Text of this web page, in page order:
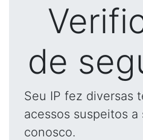
de
Seu IP fez diversas
acessos suspeitos
conosco.